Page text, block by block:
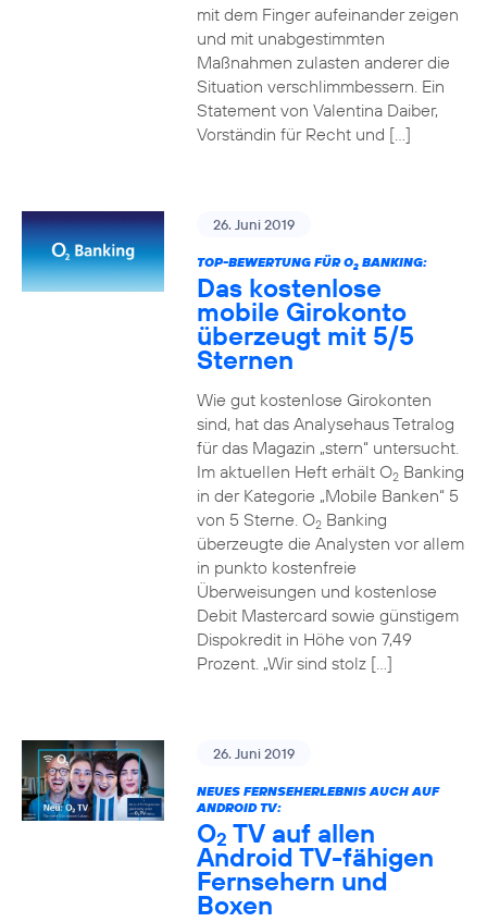
mit dem Finger aufeinander zeigen
und mit unabgestimmten
Maßnahmen zulasten anderer die
Situation verschlimmbessern. Ein
Statement von Valentina Daiber,
Vorständin für Recht und […]
26. Juni 2019
TOP-BEWERTUNG FÜR O2BANKING:
Das kostenlose
mobile Girokonto
überzeugt mit 5/5
Sternen
Wie gut kostenlose Girokonten
sind, hat das Analysehaus Tetralog
für das Magazin „stern“ untersucht.
Im aktuellen Heft erhält O2Banking
in der Kategorie „Mobile Banken“ 5
von 5 Sterne. O2Banking
überzeugte die Analysten vor allem
in punkto kostenfreie
Überweisungen und kostenlose
Debit Mastercard sowie günstigem
Dispokredit in Höhe von 7,49
Prozent. „Wir sind stolz […]
26. Juni 2019
NEUES FERNSEHERLEBNIS AUCH AUF
ANDROID TV:
O2 TV auf allen
Android TV-fähigen
Fernsehern und
Boxen